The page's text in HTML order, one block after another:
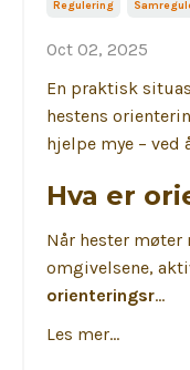
Regulering
Oct 02, 2025
En praktisk
hestens
hjelpe mye – ved
Hva er
Når hester møter
omgivelsene,
orienteringsr...
Les mer...